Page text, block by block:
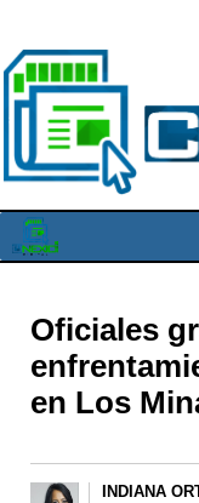
Oficiales
en Los
INDIANA